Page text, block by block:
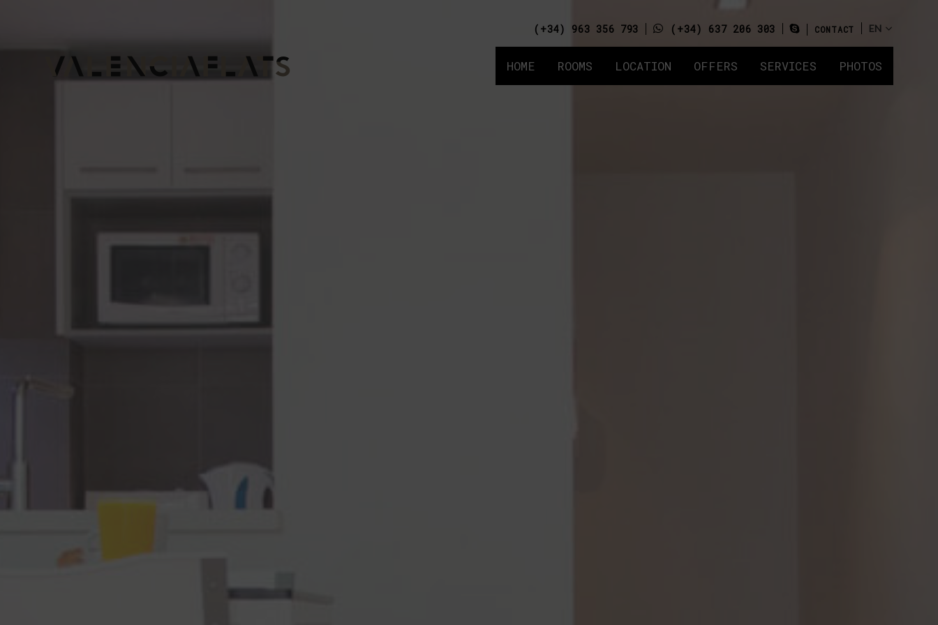
(+34) 963 356 793 (+34) 637 206 303 CONTACT
HOME ROOMS LOCATION OFFERS SERVICES PHOTOS